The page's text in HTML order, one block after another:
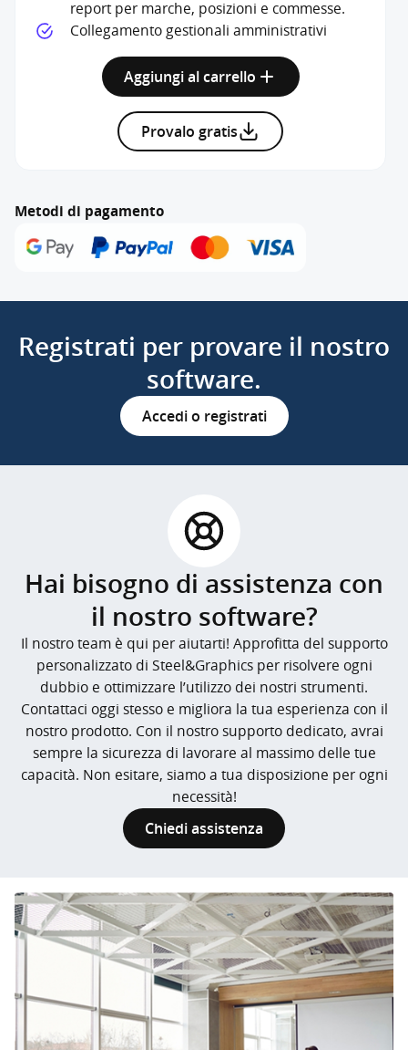
report per marche, posizioni e commesse.
Collegamento gestionali amministrativi
Aggiungi al carrello
Provalo gratis
Metodi di pagamento
Registrati per provare il nostro
software.
Accedi o registrati
Hai bisogno di assistenza con
il nostro software?
Il nostro team è qui per aiutarti! Approfitta del supporto
personalizzato di Steel&Graphics per risolvere ogni
dubbio e ottimizzare l’utilizzo dei nostri strumenti.
Contattaci oggi stesso e migliora la tua esperienza con il
nostro prodotto. Con il nostro supporto dedicato, avrai
sempre la sicurezza di lavorare al massimo delle tue
capacità. Non esitare, siamo a tua disposizione per ogni
necessità!
Chiedi assistenza